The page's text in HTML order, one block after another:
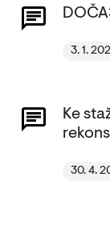
3. 1.
Ke
30. 4.